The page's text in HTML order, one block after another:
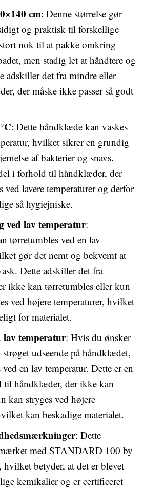
cm: Denne størrelse gør
og praktisk til forskellige
nok til at pakke omkring
men stadig let at håndtere og
adskiller det fra mindre eller
der måske ikke passer så godt
: Dette håndklæde kan vaskes
hvilket sikrer en grundig
af bakterier og snavs.
i forhold til håndklæder, der
ved lavere temperaturer og derfor
så hygiejniske.
ved lav temperatur:
tørretumbles ved en lav
gør det nemt og bekvemt at
Dette adskiller det fra
ikke kan tørretumbles eller kun
ved højere temperaturer, hvilket
for materialet.
lav temperatur: Hvis du ønsker
udseende på håndklædet,
en lav temperatur. Dette er en
til håndklæder, der ikke kan
kan stryges ved højere
kan beskadige materialet.
: Dette
med STANDARD 100 by
betyder, at det er blevet
kemikalier og er certificeret